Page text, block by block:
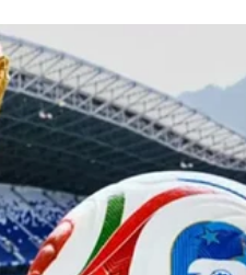
nos looks elegantes,
na região do rosto: